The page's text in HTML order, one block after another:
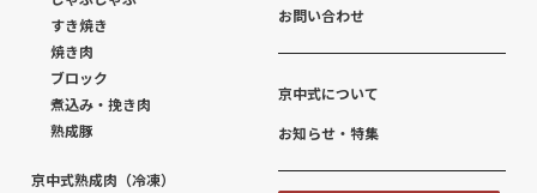
すき焼き
焼き肉
ブロック
煮込み・挽き肉
熟成豚
京中式熟成肉（冷凍）
お問い合わせ
京中式について
お知らせ・特集